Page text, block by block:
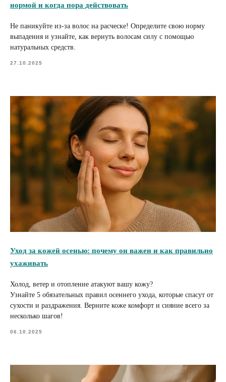
нормой и когда пора действовать
Не паникуйте из-за волос на расческе! Определите свою норму
выпадения и узнайте, как вернуть волосам силу с помощью
натуральных средств.
27.10.2025
Уход за кожей осенью: почему он важен и как правильно
ухаживать
Холод, ветер и отопление атакуют вашу кожу?
Узнайте 5 обязательных правил осеннего ухода, которые спасут от
сухости и раздражения. Верните коже комфорт и сияние всего за
несколько шагов!
06.10.2025